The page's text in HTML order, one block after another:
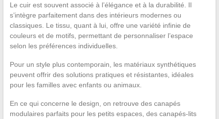
Le cuir est souvent associé à l’élégance et à la durabilité. Il
s’intègre parfaitement dans des intérieurs modernes ou
classiques. Le tissu, quant à lui, offre une variété infinie de
couleurs et de motifs, permettant de personnaliser l’espace
selon les préférences individuelles.
Pour un style plus contemporain, les matériaux synthétiques
peuvent offrir des solutions pratiques et résistantes, idéales
pour les familles avec enfants ou animaux.
En ce qui concerne le design, on retrouve des canapés
modulaires parfaits pour les petits espaces, des canapés-lits